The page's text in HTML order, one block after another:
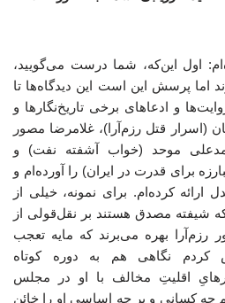
اول این‌که، شما درست می‌گویید،
اما پرسش این است این دیدگاه‌ها تا
و ادعاهای برخی تاریخ‌نگارها و
(اسرار قتل رزم‌آرا)، غلامرضا مصور
موحد (خواب آشفته نفت) و
برای قدرت در ایران) را آورده‌ام و
کرده‌ام. برای نمونه، خیلی از
که شیفته مصدق هستند بر نقل‌قولی از
رزم‌آرا بهره می‌برند که مایه تعجب
نگاهی هم به دوره کوتاه
اقلیتِ مخالف با او در مجلس
چه کسانی و بر چه اساسی او را خائن